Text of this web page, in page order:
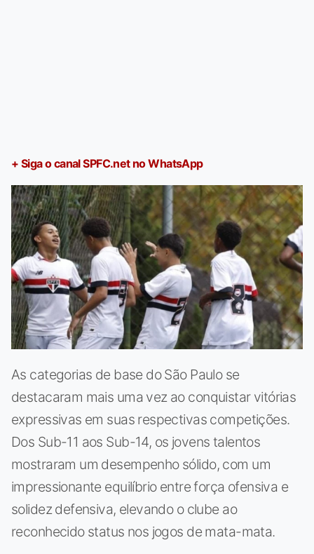
+ Siga o canal SPFC.net no WhatsApp
As categorias de base do São Paulo se
destacaram mais uma vez ao conquistar vitórias
expressivas em suas respectivas competições.
Dos Sub-11 aos Sub-14, os jovens talentos
mostraram um desempenho sólido, com um
impressionante equilíbrio entre força ofensiva e
solidez defensiva, elevando o clube ao
reconhecido status nos jogos de mata-mata.